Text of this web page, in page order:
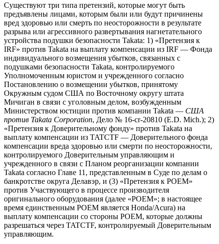
Существуют три типа претензий, которые могут быть
предъявлены лицами, которым были или будут причинены
вред здоровью или смерть по неосторожности в результате
разрыва или агрессивного развертывания нагнетательного
устройства подушки безопасности Takata: 1) «Претензия к
IRF» против Takata на выплату компенсации из IRF — Фонда
индивидуального возмещения убытков, связанных с
подушками безопасности Takata, контролируемого
Уполномоченным юристом и учрежденного согласно
Постановлению о возмещении убытков, принятому
Окружным судом США по Восточному округу штата
Мичиган в связи с уголовным делом, возбужденным
Министерством юстиции против компании Takata — США
против Takata Corporation, Дело № 16-cr-20810 (E.D. Mich.); 2)
«Претензия к Доверительному фонду» против Takata на
выплату компенсации из TATCTF — Доверительного фонда
компенсации вреда здоровью или смерти по неосторожности,
контролируемого Доверительным управляющим и
учрежденного в связи с Планом реорганизации компании
Takata согласно Главе 11, представленным в Суде по делам о
банкротстве округа Делавэр, и (3) «Претензия к POEM»
против Участвующего в процессе производителя
оригинального оборудования (далее «POEM»; в настоящее
время единственным POEM является Honda/Acura) на
выплату компенсации со стороны POEM, которые должны
разрешаться через TATCTF, контролируемый Доверительным
управляющим.